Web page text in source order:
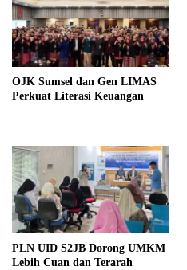
OJK Sumsel dan Gen LIMAS
Perkuat Literasi Keuangan
PLN UID S2JB Dorong UMKM
Lebih Cuan dan Terarah